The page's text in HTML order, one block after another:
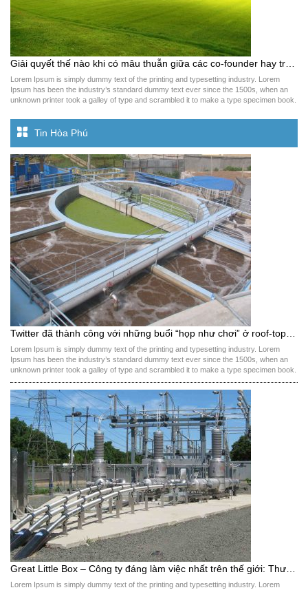
Lorem Ipsum is simply dummy text of the printing and typesetting industry. Lorem
Ipsum has been the industry’s standard dummy text ever since the 1500s, when an
unknown printer took a galley of type and scrambled it to make a type specimen book.
Tin Hòa Phú
Lorem Ipsum is simply dummy text of the printing and typesetting industry. Lorem
Ipsum has been the industry’s standard dummy text ever since the 1500s, when an
unknown printer took a galley of type and scrambled it to make a type specimen book.
Lorem Ipsum is simply dummy text of the printing and typesetting industry. Lorem